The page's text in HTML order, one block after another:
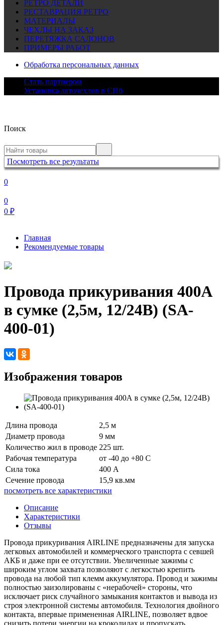
РЕТРО ДЕТАЛИ
РЕСТАВРАЦИЯ РЕТРО
МАТЕРИАЛЫ
ЧЕХЛЫ НА ЗАКАЗ
ПЕРЕТЯЖКА САЛОНОВ
ПРИМЕРЫ РАБОТ
Обработка персональных данных
Стать партнером
Установка авточехлов в СПб
Поиск
Посмотреть все результаты
0
0
0 ₽
Главная
Рекомендуемые товары
Провода прикуривания 400А
в сумке (2,5м, 12/24В) (SA-
400-01)
Изображения товаров
Длина провода
2,5 м
Диаметр провода
9 мм
Количество жил в проводе 225 шт.
Рабочая температура
от -40 до +80 С
Сила тока
400 А
Сечение провода
15,9 кв.мм
посмотреть все характеристики
Описание
Характеристики
Отзывы
Провода прикуривания AIRLINE предназначены для запуска
легковых автомобилей и коммерческого транспорта с севшей
АКБ и даже при ее отсутствии. Увеличенные зажимы с
широким углом захвата позволяют с легкостью крепить
провода на любой тип клемм аккумулятора. Провод и зажимы
полностью заизолированы с «нерабочей» стороны, что
исключает риск случайного замыкания контактов и вывода из
строя электронной системы автомобиля. Технология двойного
контакта, впервые примененная AIRLINE, позволяет вдвое